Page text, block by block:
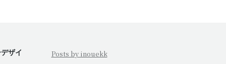
ザイ Posts by inouekk